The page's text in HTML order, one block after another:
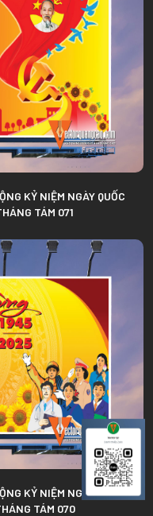
KỶ NIỆM NGÀY QUỐC
TÁM 071
KỶ NIỆM NGÀY QUỐC
TÁM 070